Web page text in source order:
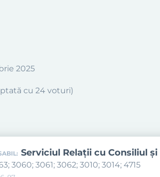
2025
cu 24 voturi)
Serviciul Relaţii cu Consiliul
3060; 3061; 3062; 3010; 3014; 4715